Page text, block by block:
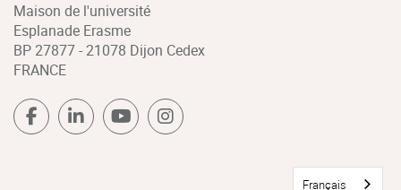
Maison de l'université
Esplanade Erasme
BP 27877 - 21078 Dijon Cedex
FRANCE
Français